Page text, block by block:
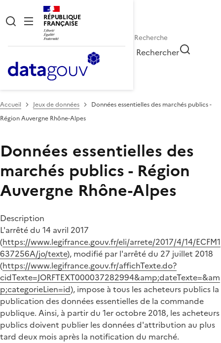
RÉPUBLIQUE
FRANÇAISE
Rechercher
Accueil Jeux de données
Données essentielles des marchés publics -
Région Auvergne Rhône-Alpes
Données essentielles des
marchés publics - Région
Auvergne Rhône-Alpes
Description
L'arrêté du 14 avril 2017
(https://www.legifrance.gouv.fr/eli/arrete/2017/4/14/ECFM1
637256A/jo/texte), modifié par l'arrêté du 27 juillet 2018
(https://www.legifrance.gouv.fr/affichTexte.do?
cidTexte=JORFTEXT000037282994&amp;dateTexte=&am
p;categorieLien=id), impose à tous les acheteurs publics la
publication des données essentielles de la commande
publique. Ainsi, à partir du 1er octobre 2018, les acheteurs
publics doivent publier les données d'attribution au plus
tard deux mois après la notification du marché.